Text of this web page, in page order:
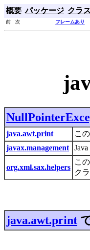
概要 パッケージ クラス
前 次 フレームあり
java.awt.print
こ
javax.management
org.xml.sax.helpers
こ
ク
java.awt.print